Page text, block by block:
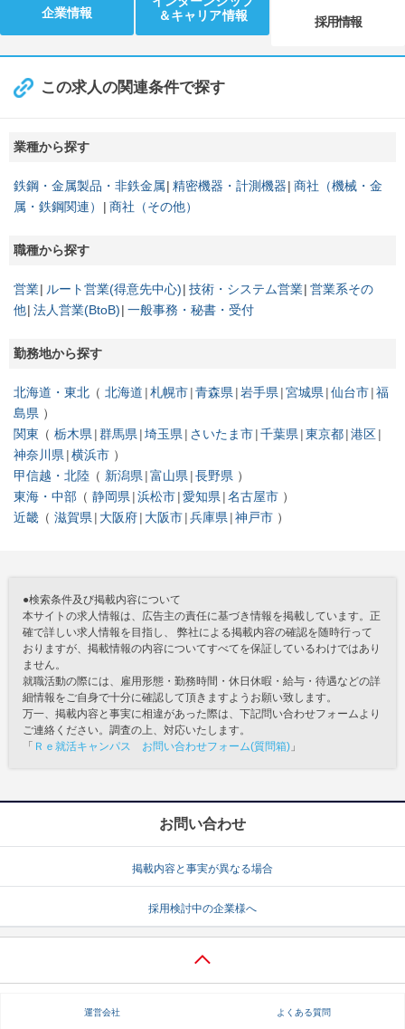
企業情報
＆キャリア情報
採用情報
この求人の関連条件で探す
業種から探す
鉄鋼・金属製品・非鉄金属 精密機器・計測機器 商社（機械・金
属・鉄鋼関連）
商社（その他）
職種から探す
営業 ルート営業(得意先中心) 技術・システム営業 営業系その
他 法人営業(BtoB) 一般事務・秘書・受付
勤務地から探す
北海道・東北 北海道 札幌市 青森県 岩手県 宮城県 仙台市 福
島県
関東
栃木県 群馬県 埼玉県 さいたま市 千葉県 東京都 港区
神奈川県 横浜市
甲信越・北陸
新潟県 富山県 長野県
東海・中部
静岡県 浜松市 愛知県 名古屋市
近畿
滋賀県 大阪府 大阪市 兵庫県 神戸市
●検索条件及び掲載内容について
本サイトの求人情報は、広告主の責任に基づき情報を掲載しています。正
確で詳しい求人情報を目指し、 弊社による掲載内容の確認を随時行って
おりますが、掲載情報の内容についてすべてを保証しているわけではあり
ません。
就職活動の際には、雇用形態・勤務時間・休日休暇・給与・待遇などの詳
細情報をご自身で十分に確認して頂きますようお願い致します。
万一、掲載内容と事実に相違があった際は、下記問い合わせフォームより
ご連絡ください。調査の上、対応いたします。
「 Ｒｅ就活キャンパス お問い合わせフォーム(質問箱) 」
お問い合わせ
掲載内容と事実が異なる場合
採用検討中の企業様へ
運営会社 よくある質問